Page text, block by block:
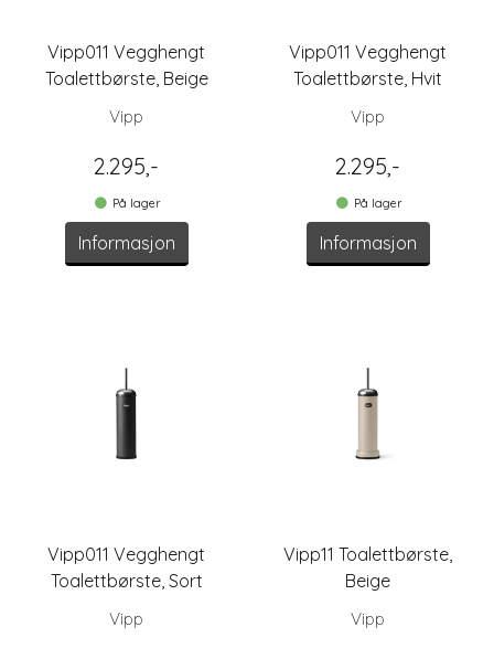
Vipp011 Vegghengt
Toalettbørste, Beige
Vipp
2.295,-
På lager
Informasjon
Vipp011 Vegghengt
Toalettbørste, Hvit
Vipp
2.295,-
På lager
Informasjon
Vipp011 Vegghengt
Toalettbørste, Sort
Vipp
Vipp11 Toalettbørste,
Beige
Vipp